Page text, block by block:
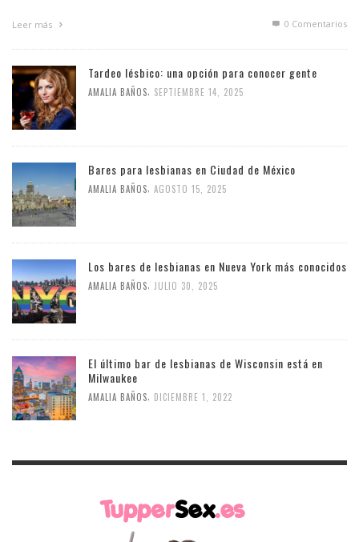
Leer más 0 Comentarios
Tardeo lésbico: una opción para conocer gente
AMALIA BAÑOS, SEPTIEMBRE 14, 2025
Bares para lesbianas en Ciudad de México
AMALIA BAÑOS, AGOSTO 15, 2025
Los bares de lesbianas en Nueva York más conocidos
AMALIA BAÑOS, JULIO 30, 2025
El último bar de lesbianas de Wisconsin está en
Milwaukee
AMALIA BAÑOS, DICIEMBRE 1, 2022